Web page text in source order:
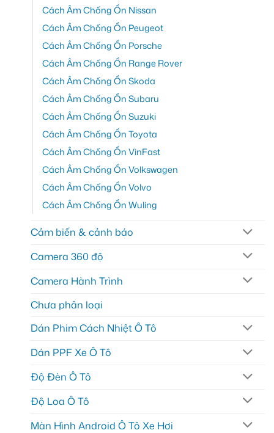
Cách Âm Chống Ồn Nissan
Cách Âm Chống Ồn Peugeot
Cách Âm Chống Ồn Porsche
Cách Âm Chống Ồn Range Rover
Cách Âm Chống Ồn Skoda
Cách Âm Chống Ồn Subaru
Cách Âm Chống Ồn Suzuki
Cách Âm Chống Ồn Toyota
Cách Âm Chống Ồn VinFast
Cách Âm Chống Ồn Volkswagen
Cách Âm Chống Ồn Volvo
Cách Âm Chống Ồn Wuling
Cảm biến & cảnh báo
Camera 360 độ
Camera Hành Trình
Chưa phân loại
Dán Phim Cách Nhiệt Ô Tô
Dán PPF Xe Ô Tô
Độ Đèn Ô Tô
Độ Loa Ô Tô
Màn Hình Android Ô Tô Xe Hơi